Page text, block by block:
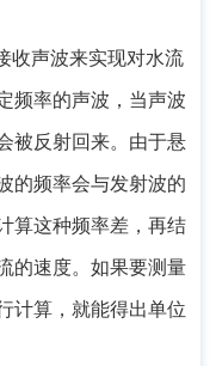
收声波来实现对水流
频率的声波，当声波
被反射回来。由于悬
的频率会与发射波的
算这种频率差，再结
的速度。如果要测量
计算，就能得出单位